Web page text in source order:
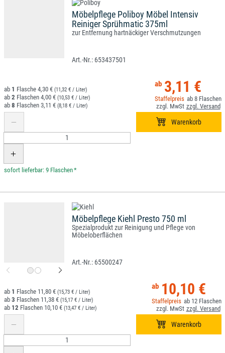
Möbelpflege Poliboy Möbel Intensiv
Reiniger Sprühmatic 375ml
zur Entfernung hartnäckiger Verschmutzungen
653437501
3,11 €
8
1 4,30 € (11,32 € / Liter)
2 4,00 € (10,53 € / Liter)
8 3,11 € (8,18 € / Liter)
*
Möbelpflege Kiehl Presto 750 ml
Spezialprodukt zur Reinigung und Pflege von
Möbeloberflächen
65500247
10,10 €
12
1 11,80 € (15,73 € / Liter)
3 11,38 € (15,17 € / Liter)
12 10,10 € (13,47 € / Liter)